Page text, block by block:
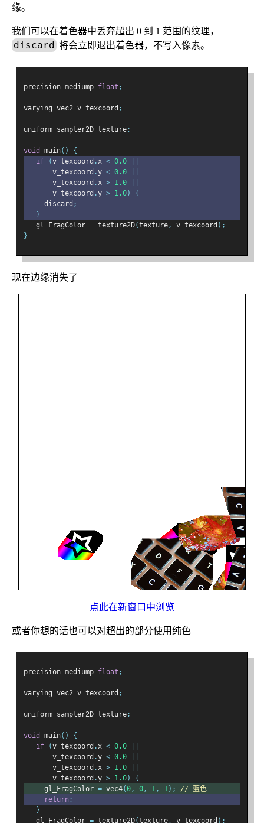
缘。
我们可以在着色器中丢弃超出 0 到 1 范围的纹理，
discard 将会立即退出着色器，不写入像素。
precision mediump float ;
varying vec2 v_texcoord ;
uniform sampler2D texture;
void main()
{
if
(v_texcoord .x < 0.0
       v_texcoord
.y < 0.0
       v_texcoord
.x > 1.0
       v_texcoord
.y > 1.0)
{
     discard
;
}
   gl_FragColor
= texture2D(texture, v_texcoord );
}
现在边缘消失了
点此在新窗口中浏览
或者你想的话也可以对超出的部分使用纯色
precision mediump float ;
varying vec2 v_texcoord ;
uniform sampler2D texture;
void main()
{
if
(v_texcoord .x < 0.0
       v_texcoord
.y < 0.0
       v_texcoord
.x > 1.0
       v_texcoord
.y > 1.0)
{
     gl_FragColor
= vec4(0, 0, 1, 1);
// 蓝色
return ;
}
   gl_FragColor
= texture2D(texture, v_texcoord );